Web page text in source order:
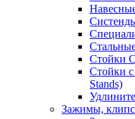
Стойки
Стойки
Stands)
Зажимы,